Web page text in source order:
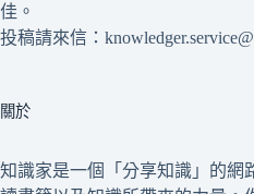
佳。
投稿請來信：
關於
知識家是一個「分享知識」的網